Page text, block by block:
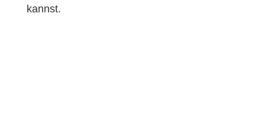
kannst.